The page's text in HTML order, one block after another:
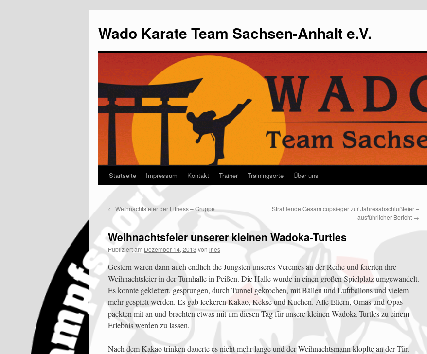
Wado Karate Team Sachsen-Anhalt e.V.
Startseite Impressum Kontakt Trainer Trainingsorte Über uns
← Weihnachtsfeier der Fitness – Gruppe
Strahlende Gesamtcupsieger zur Jahresabschlußfeier –
ausführlicher Bericht →
Weihnachtsfeier unserer kleinen Wadoka-Turtles
Publiziert am Dezember 14, 2013 von ines
Gestern waren dann auch endlich die Jüngsten unseres Vereines an der Reihe und feierten ihre
Weihnachtsfeier in der Turnhalle in Peißen. Die Halle wurde in einen großen Spielplatz umgewandelt.
Es konnte geklettert, gesprungen, durch Tunnel gekrochen, mit Bällen und Luftballons und vielem
mehr gespielt werden. Es gab leckeren Kakao, Kekse und Kuchen. Alle Eltern, Omas und Opas
packten mit an und brachten etwas mit um diesen Tag für unsere kleinen Wadoka-Turtles zu einem
Erlebnis werden zu lassen.
Nach dem Kakao trinken dauerte es nicht mehr lange und der Weihnachtsmann klopfte an der Tür.